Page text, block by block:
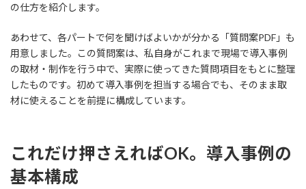
の仕方を紹介します。
あわせて、各パートで何を聞けばよいかが分かる「質問案PDF」も
用意しました。この質問案は、私自身がこれまで現場で導入事例
の取材・制作を行う中で、実際に使ってきた質問項目をもとに整理
したものです。初めて導入事例を担当する場合でも、そのまま取
材に使えることを前提に構成しています。
これだけ押さえればOK。導入事例の
基本構成